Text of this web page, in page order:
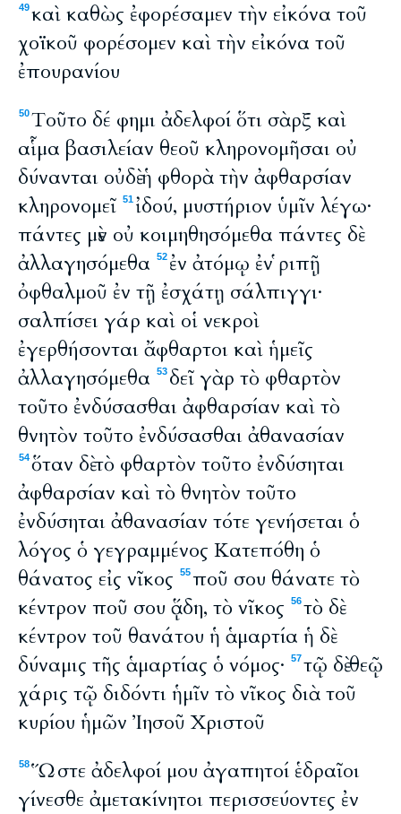
49καὶ καθὼς ἐφορέσαμεν τὴν εἰκόνα τοῦ
χοϊκοῦ φορέσομεν καὶ τὴν εἰκόνα τοῦ
ἐπουρανίου
50Τοῦτο δέ φημι ἀδελφοί ὅτι σὰρξ καὶ
αἷμα βασιλείαν θεοῦ κληρονομῆσαι οὐ
δύνανται οὐδὲ ἡ φθορὰ τὴν ἀφθαρσίαν
κληρονομεῖ 51 ἰδού, μυστήριον ὑμῖν λέγω·
πάντες μὲν οὐ κοιμηθησόμεθα πάντες δὲ
ἀλλαγησόμεθα
52 ἐν ἀτόμῳ ἐν ῥιπῇ
ὀφθαλμοῦ ἐν τῇ ἐσχάτῃ σάλπιγγι·
σαλπίσει γάρ καὶ οἱ νεκροὶ
ἐγερθήσονται ἄφθαρτοι καὶ ἡμεῖς
ἀλλαγησόμεθα
53 δεῖ γὰρ τὸ φθαρτὸν
τοῦτο ἐνδύσασθαι ἀφθαρσίαν καὶ τὸ
θνητὸν τοῦτο ἐνδύσασθαι ἀθανασίαν
54ὅταν δὲ τὸ φθαρτὸν τοῦτο ἐνδύσηται
ἀφθαρσίαν καὶ τὸ θνητὸν τοῦτο
ἐνδύσηται ἀθανασίαν τότε γενήσεται ὁ
λόγος ὁ γεγραμμένος Κατεπόθη ὁ
θάνατος εἰς νῖκος
55ποῦ σου θάνατε τὸ
κέντρον ποῦ σου ᾅδη, τὸ νῖκος
56τὸ δὲ
κέντρον τοῦ θανάτου ἡ ἁμαρτία ἡ δὲ
δύναμις τῆς ἁμαρτίας ὁ νόμος·
57τῷ δὲ θεῷ
χάρις τῷ διδόντι ἡμῖν τὸ νῖκος διὰ τοῦ
κυρίου ἡμῶν Ἰησοῦ Χριστοῦ
58Ὥστε ἀδελφοί μου ἀγαπητοί ἑδραῖοι
γίνεσθε ἀμετακίνητοι περισσεύοντες ἐν